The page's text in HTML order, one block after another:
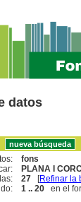
datos
fons
PLANA I
27 [Refinar la
1 .. 20 en el